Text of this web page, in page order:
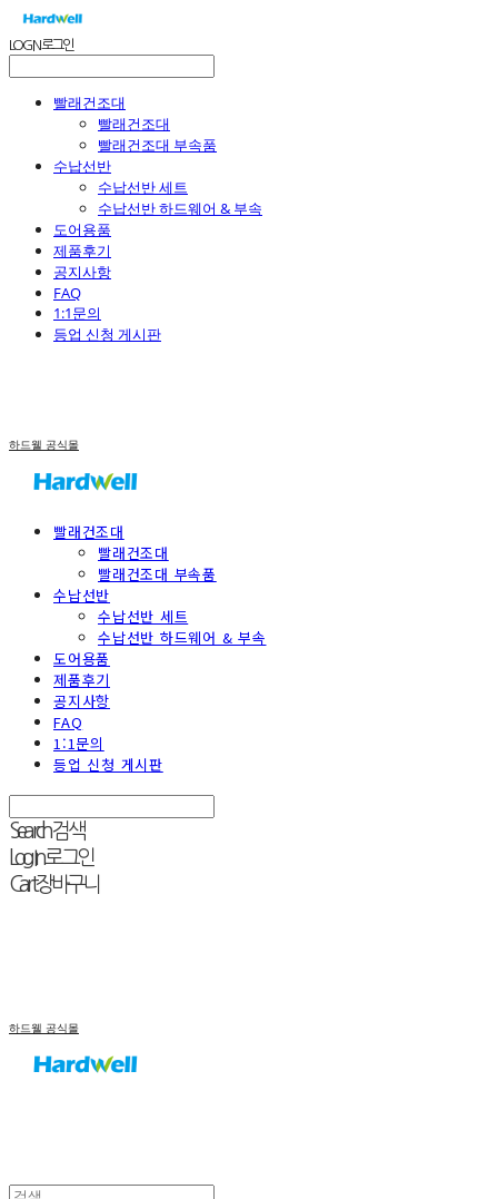
LOG IN로그인
빨래건조대
빨래건조대
빨래건조대 부속품
수납선반
수납선반 세트
수납선반 하드웨어 & 부속
도어용품
제품후기
공지사항
FAQ
1:1문의
등업 신청 게시판
하드웰 공식몰
빨래건조대
빨래건조대
빨래건조대 부속품
수납선반
수납선반 세트
수납선반 하드웨어 & 부속
도어용품
제품후기
공지사항
FAQ
1:1문의
등업 신청 게시판
Search검색
Log In로그인
Cart장바구니
하드웰 공식몰